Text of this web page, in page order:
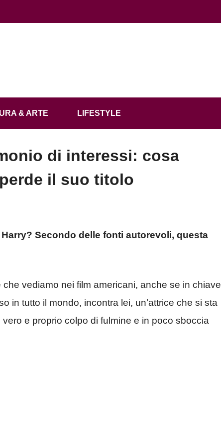
& ARTE LIFESTYLE
di interessi: cosa
il suo titolo
Secondo delle fonti autorevoli, questa
vediamo nei film americani, anche se in chiave
in tutto il mondo, incontra lei, un’attrice che si sta
e proprio colpo di fulmine e in poco sboccia